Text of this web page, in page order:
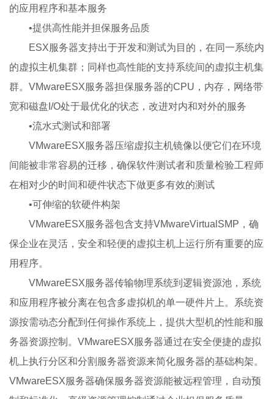
的应用程序和基本服务
•提供高性能并担保服务品质
ESX服务器支持出于开发和测试为目的，在同一系统内
的虚拟主机集群；同样也高性能的支持系统间的虚拟主机集
群。VMwareESX服务器担保服务器的CPU，内存，网络带
宽和磁盘I/O处于最优化的状态，改进对内和对外的服务
•流水式测试和部署
VMwareESX服务器压缩虚拟主机镜像以便它们在环境
间能被非常容易的迁移，确保软件测试者和质量检验工程师
在相对少的时间和硬件状态下做更多有效的测试
•可伸缩的软硬件构架
VMwareESX服务器包含支持VMwareVirtualSMP，确
保企业在灵活，安全和轻便的虚拟主机上运行所有重要的应
用程序。
VMwareESX服务器传输物理系统到逻辑资源池，系统
和应用程序被分离在包含多虚拟机的单一硬件片上。系统资
源按需动态分配到任何操作系统上，提供大型机的性能和服
务器资源控制。VMwareESX服务器通过在安全便捷的虚拟
机上执行分区和分割服务器资源来简化服务器的基础构架。
VMwareESX服务器确保服务器资源能被远程管理，自动预